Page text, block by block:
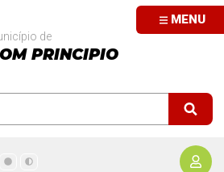
MENU
de
PRINCIPIO